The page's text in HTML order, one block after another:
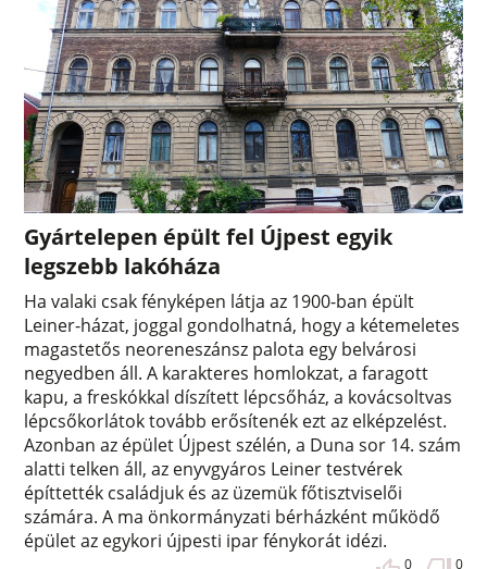
Gyártelepen épült fel Újpest egyik
legszebb lakóháza
Ha valaki csak fényképen látja az 1900-ban épült
Leiner-házat, joggal gondolhatná, hogy a kétemeletes
magastetős neoreneszánsz palota egy belvárosi
negyedben áll. A karakteres homlokzat, a faragott
kapu, a freskókkal díszített lépcsőház, a kovácsoltvas
lépcsőkorlátok tovább erősítenék ezt az elképzelést.
Azonban az épület Újpest szélén, a Duna sor 14. szám
alatti telken áll, az enyvgyáros Leiner testvérek
építtették családjuk és az üzemük főtisztviselői
számára. A ma önkormányzati bérházként működő
épület az egykori újpesti ipar fénykorát idézi.
0 0